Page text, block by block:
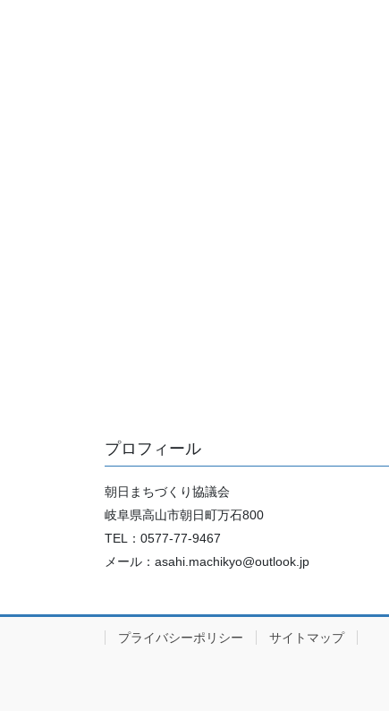
プロフィール
朝日まちづくり協議会
岐阜県高山市朝日町万石800
TEL：0577-77-9467
メール：asahi.machikyo@outlook.jp
プライバシーポリシー サイトマップ